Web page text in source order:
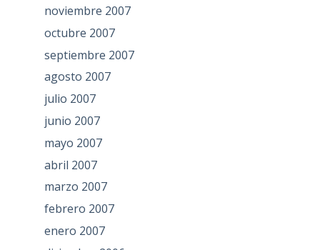
noviembre 2007
octubre 2007
septiembre 2007
agosto 2007
julio 2007
junio 2007
mayo 2007
abril 2007
marzo 2007
febrero 2007
enero 2007